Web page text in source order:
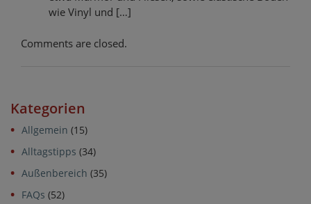
wie Vinyl und […]
Comments are closed.
Kategorien
Allgemein (15)
Alltagstipps (34)
Außenbereich (35)
FAQs (52)